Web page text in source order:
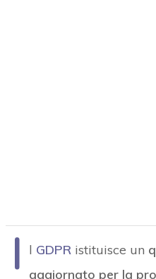
I l GDPRistituisce un
aggiornato per la